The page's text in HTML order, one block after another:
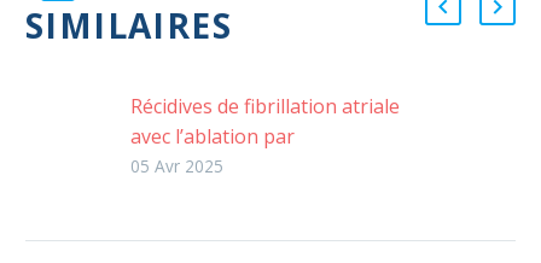
SIMILAIRES
Récidives de fibrillation atriale
avec l’ablation par
électroporation
05 Avr 2025